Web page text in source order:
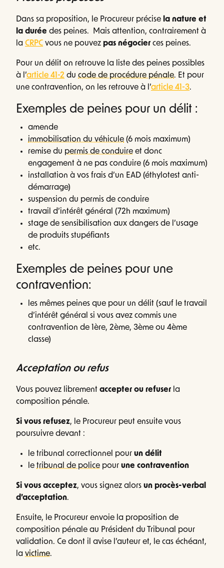
Dans sa proposition, le Procureur précise la nature et
la durée des peines. Mais attention, contrairement à
la CRPC vous ne pouvez pas négocier ces peines.
Pour un délit on retrouve la liste des peines possibles
à l’article 41-2 du code de procédure pénale. Et pour
une contravention, on les retrouve à l’article 41-3.
Exemples de peines pour un délit :
amende
immobilisation du véhicule (6 mois maximum)
remise du permis de conduire et donc
engagement à ne pas conduire (6 mois maximum)
installation à vos frais d’un EAD (éthylotest anti-
démarrage)
suspension du permis de conduire
travail d’intérêt général (72h maximum)
stage de sensibilisation aux dangers de l’usage
de produits stupéfiants
etc.
Exemples de peines pour une
contravention:
les mêmes peines que pour un délit (sauf le travail
d’intérêt général si vous avez commis une
contravention de 1ère, 2ème, 3ème ou 4ème
classe)
Acceptation ou refus
Vous pouvez librement accepter ou refuser la
composition pénale.
Si vous refusez, le Procureur peut ensuite vous
poursuivre devant :
le tribunal correctionnel pour un délit
le tribunal de police pour une contravention
Si vous acceptez, vous signez alors un procès-verbal
d’acceptation.
Ensuite, le Procureur envoie la proposition de
composition pénale au Président du Tribunal pour
validation. Ce dont il avise l’auteur et, le cas échéant,
la victime.